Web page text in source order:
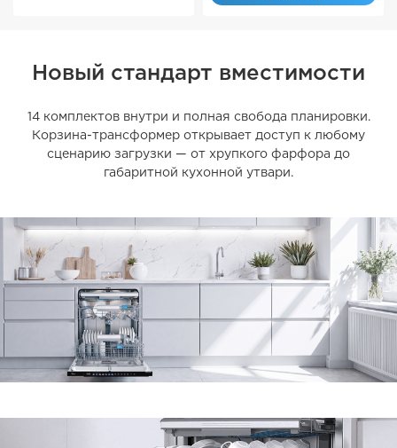
Новый стандарт вместимости
14 комплектов внутри и полная свобода планировки.
Корзина-трансформер открывает доступ к любому
сценарию загрузки — от хрупкого фарфора до
габаритной кухонной утвари.